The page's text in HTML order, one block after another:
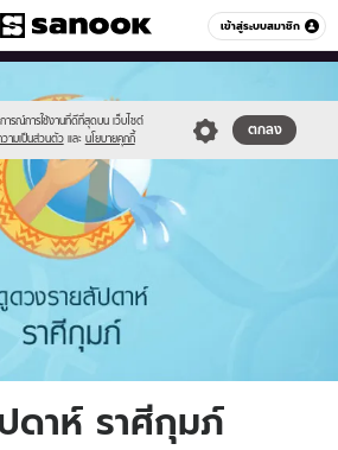
เข้าสู่ระบบสมาชิก
หมวดอื่นๆ
การณ์การใช้งานที่ดีที่สุดบน เว็บไซต์
วามเป็นส่วนตัว และ นโยบายคุกกี้
ตกลง
ดาห์ ราศีกุมภ์